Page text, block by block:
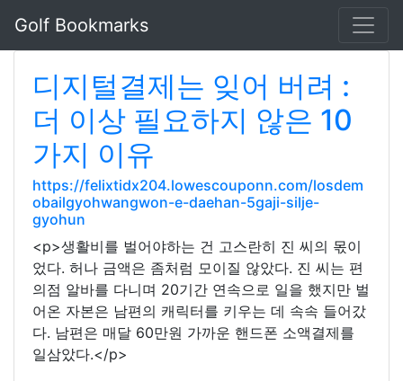
Golf Bookmarks
디지털결제는 잊어 버려 :
더 이상 필요하지 않은 10
가지 이유
https://felixtidx204.lowescouponn.com/losdem
obailgyohwangwon-e-daehan-5gaji-silje-
gyohun
<p>생활비를 벌어야하는 건 고스란히 진 씨의 몫이
었다. 허나 금액은 좀처럼 모이질 않았다. 진 씨는 편
의점 알바를 다니며 20기간 연속으로 일을 했지만 벌
어온 자본은 남편의 캐릭터를 키우는 데 속속 들어갔
다. 남편은 매달 60만원 가까운 핸드폰 소액결제를
일삼았다.</p>